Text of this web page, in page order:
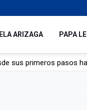
ARIZAGA PAPA
sus primeros pasos
la muerte de Jorge